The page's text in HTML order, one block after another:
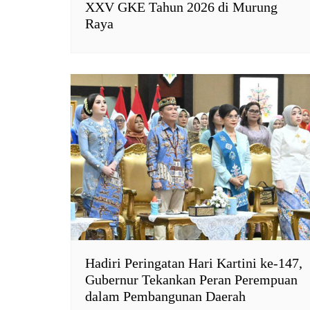
XXV GKE Tahun 2026 di Murung
Raya
Hadiri Peringatan Hari Kartini ke-147,
Gubernur Tekankan Peran Perempuan
dalam Pembangunan Daerah